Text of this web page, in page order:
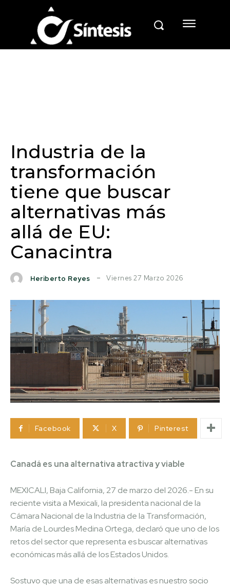
Industria de la
transformación
tiene que buscar
alternativas más
allá de EU:
Canacintra
Heriberto Reyes Viernes 27 Marzo 2026
Facebook X Pinterest
Canadá es una alternativa atractiva y viable
MEXICALI, Baja California, 27 de marzo del 2026.- En su
reciente visita a Mexicali, la presidenta nacional de la
Cámara Nacional de la Industria de la Transformación,
María de Lourdes Medina Ortega, declaró que uno de los
retos del sector que representa es buscar alternativas
económicas más allá de los Estados Unidos.
Sostuvo que una de esas alternativas es nuestro socio